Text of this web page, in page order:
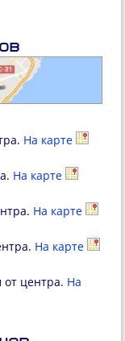
На карте
На карте
На карте
На карте
центра. На